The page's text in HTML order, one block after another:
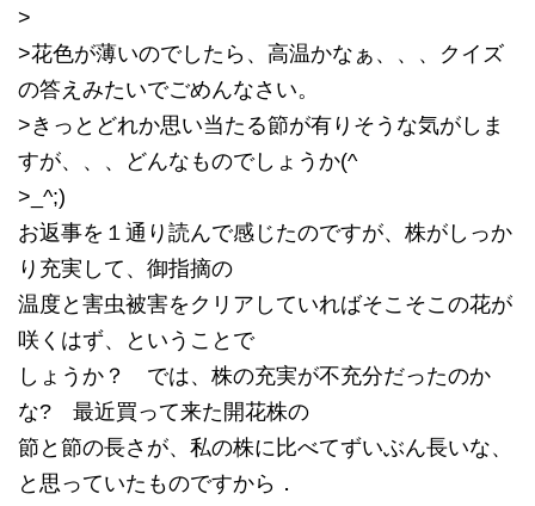
>
>花色が薄いのでしたら、高温かなぁ、、、クイズ
の答えみたいでごめんなさい。
>きっとどれか思い当たる節が有りそうな気がしま
すが、、、どんなものでしょうか(^
>_^;)
お返事を１通り読んで感じたのですが、株がしっか
り充実して、御指摘の
温度と害虫被害をクリアしていればそこそこの花が
咲くはず、ということで
しょうか？ では、株の充実が不充分だったのか
な? 最近買って来た開花株の
節と節の長さが、私の株に比べてずいぶん長いな、
と思っていたものですから．